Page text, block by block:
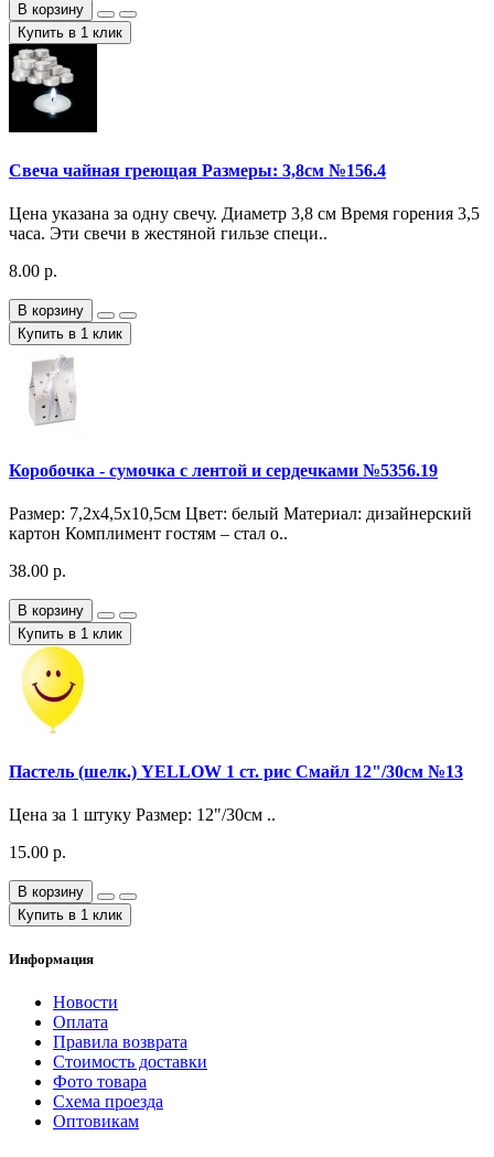
В корзину
Купить в 1 клик
Свеча чайная греющая Размеры: 3,8см №156.4
Цена указана за одну свечу. Диаметр 3,8 см Время горения 3,5
часа. Эти свечи в жестяной гильзе специ..
8.00 р.
В корзину
Купить в 1 клик
Коробочка - сумочка с лентой и сердечками №5356.19
Размер: 7,2х4,5х10,5см Цвет: белый Материал: дизайнерский
картон Комплимент гостям – стал о..
38.00 р.
В корзину
Купить в 1 клик
Пастель (шелк.) YELLOW 1 ст. рис Смайл 12"/30см №13
Цена за 1 штуку Размер: 12"/30см ..
15.00 р.
В корзину
Купить в 1 клик
Информация
Новости
Оплата
Правила возврата
Стоимость доставки
Фото товара
Схема проезда
Оптовикам